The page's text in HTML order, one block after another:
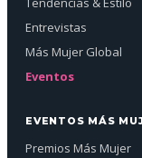
Entrevistas
Más Mujer Global
Eventos
EVENTOS MÁS
Premios Más Mujer